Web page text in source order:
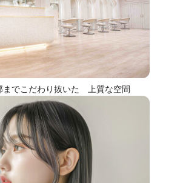
までこだわり抜いた 上質な空間